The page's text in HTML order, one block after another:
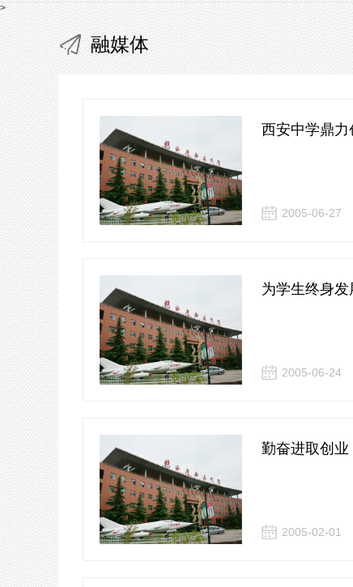
>
融媒体
西安中学鼎
2005-06-27
为学生终身
2005-06-24
勤奋进取创
2005-02-01